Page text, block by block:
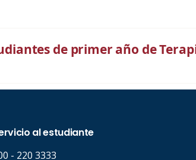
de primer año de